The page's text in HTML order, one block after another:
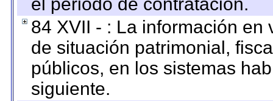
84 XVII - : La información
de situación patrimonial,
públicos, en los sistemas
siguiente.